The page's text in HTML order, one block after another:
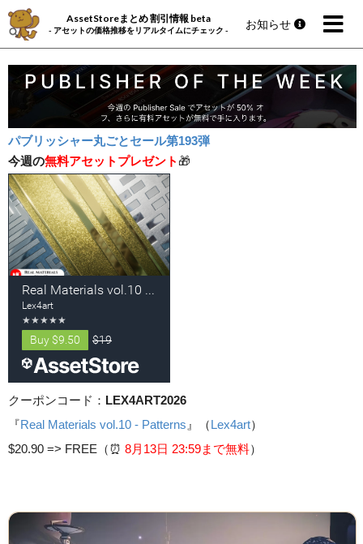
AssetStoreまとめ 割引情報 beta
- アセットの価格推移をリアルタイムにチェック - お知らせ
パブリッシャー丸ごとセール第193弾
今週の無料アセットプレゼント 🎁
クーポンコード： LEX4ART2026
『Real Materials vol.10 - Patterns 』（Lex4art）
$20.90 => FREE（⏰️ 8月13日 23:59まで無料）